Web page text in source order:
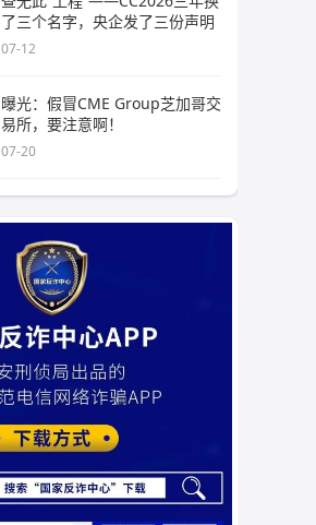
了三个名字，央企发了三份声明
07-12
曝光：假冒CME Group芝加哥交
易所，要注意啊！
07-20